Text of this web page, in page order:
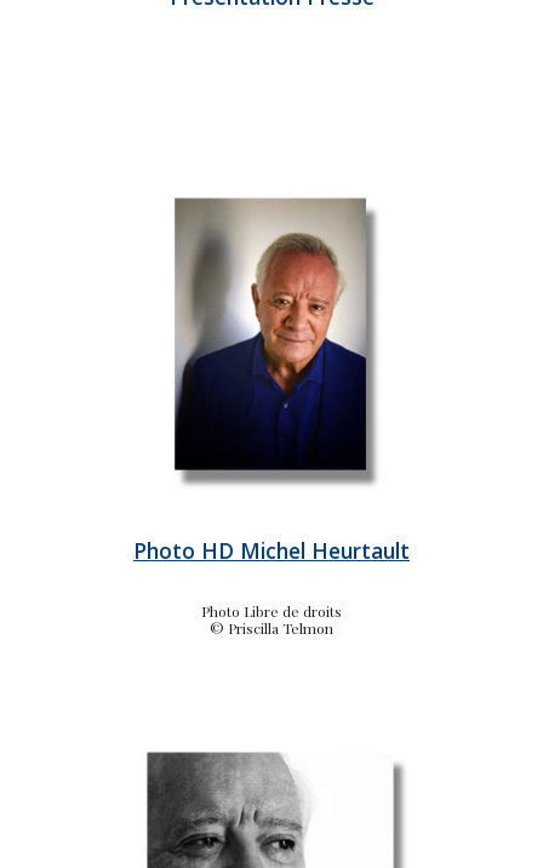
Photo HD Michel Heurtault
Photo Libre de droits
© Priscilla Telmon